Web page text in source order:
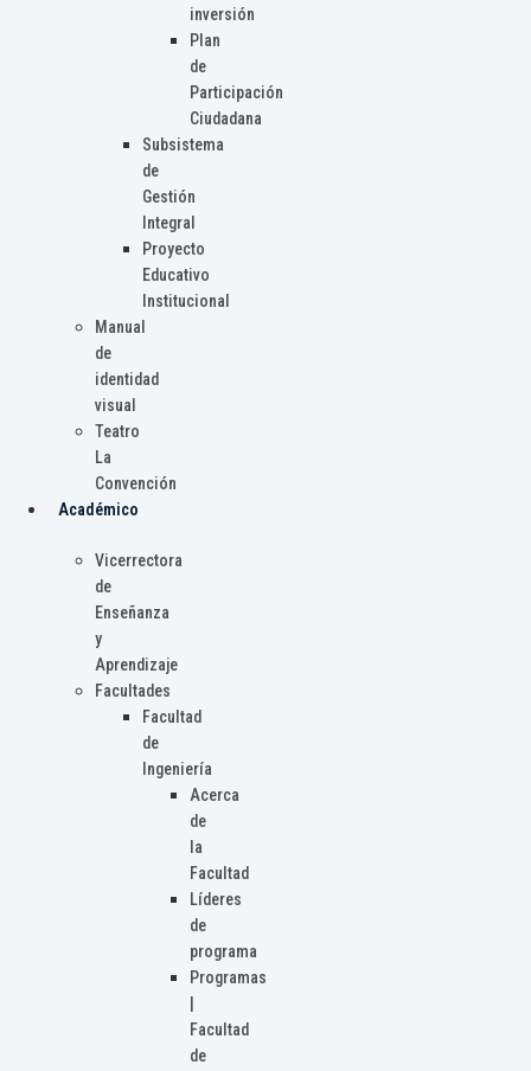
inversión
Plan
de
Participación
Ciudadana
Subsistema
de
Gestión
Integral
Proyecto
Educativo
Institucional
Manual
de
identidad
visual
Teatro
La
Convención
Académico
Vicerrectora
de
Enseñanza
y
Aprendizaje
Facultades
Facultad
de
Ingeniería
Acerca
de
la
Facultad
Líderes
de
programa
Programas
Facultad
de